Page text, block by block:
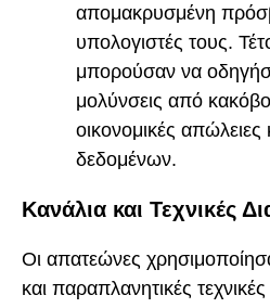
απομακρυσμένη
υπολογιστές τους.
μπορούσαν να
μολύνσεις από
οικονομικές απώλειες
δεδομένων.
Κανάλια και Τεχνικές
Οι απατεώνες
και παραπλανητικές